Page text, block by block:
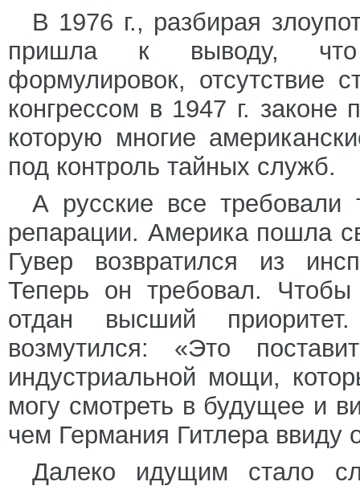
В 1976 г., разбирая
пришла к выводу, что
формулировок, отсутствие
конгрессом в 1947 г.
которую многие
под контроль тайных служб.
А русские все
репарации. Америка пошла
Гувер возвратился из
Теперь он требовал. Чтобы
отдан высший
возмутился: «Это
индустриальной мощи,
могу смотреть в будущее и
чем Германия Гитлера ввиду
Далеко идущим стало